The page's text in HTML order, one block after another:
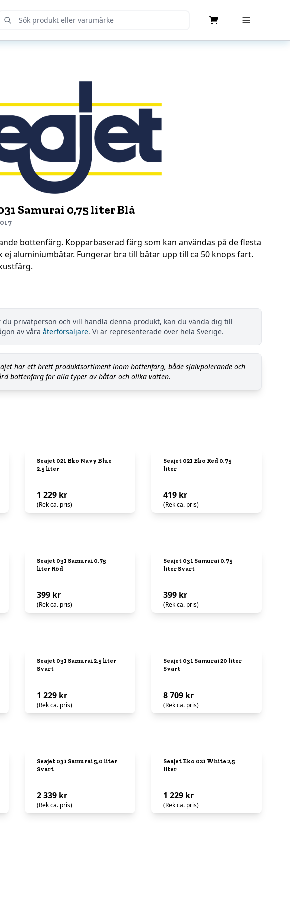
Submit Search
Samurai 0,75 liter Blå
bottenfärg. Kopparbaserad färg som kan användas på de flesta
ej aluminiumbåtar. Fungerar bra till båtar upp till ca 50 knops fart.
du privatperson och vill handla denna produkt, kan du vända dig till
av våra återförsäljare. Vi är representerade över hela Sverige.
har ett brett produktsortiment inom bottenfärg, både självpolerande och
bottenfärg för alla typer av båtar och olika vatten.
Seajet 021 Eko Navy Blue
2,5 liter
1 229 kr
(Rek ca. pris)
Seajet 021 Eko Red 0,75
liter
419 kr
(Rek ca. pris)
Seajet 031 Samurai 0,75
liter Röd
399 kr
(Rek ca. pris)
Seajet 031 Samurai 0,75
liter Svart
399 kr
(Rek ca. pris)
Seajet 031 Samurai 2,5 liter
Svart
1 229 kr
(Rek ca. pris)
Seajet 031 Samurai 20 liter
Svart
8 709 kr
(Rek ca. pris)
Seajet 031 Samurai 5,0 liter
Svart
2 339 kr
(Rek ca. pris)
Seajet Eko 021 White 2,5
liter
1 229 kr
(Rek ca. pris)